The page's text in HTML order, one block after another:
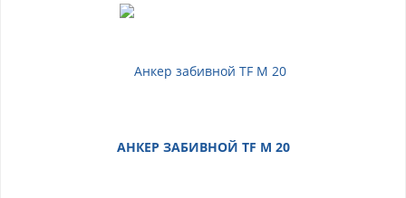
АНКЕР ЗАБИВНОЙ TF М 20